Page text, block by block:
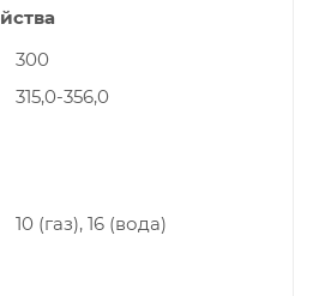
300
315,0-356,0
10 (газ), 16 (вода)